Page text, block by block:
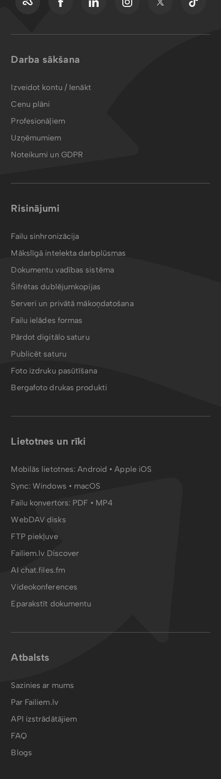
Darba sākšana
Izveidot kontu / Ienākt
Cenu plāni
Profesionāļiem
Uzņēmumiem
Noteikumi un GDPR
Risinājumi
Failu sinhronizācija
Mākslīgā intelekta darbplūsmas
Dokumentu vadības sistēma
Šifrētas dublējumkopijas
Serveri un privātā mākoņdatošana
Failu ielādes formas
Pārdot digitālo saturu
Publicēt saturu
Foto izdruku pasūtīšana
Bergafoto drukas produkti
Lietotnes un rīki
Mobilās lietotnes:Android •Apple iOS
Sync:Windows • macOS
Failu konvertors: PDF • MP4
WebDAV disks
FTP piekļuve
Failiem.lv Discover
AI chat.files.fm
Videokonferences
Eparakstīt dokumentu
Atbalsts
Sazinies ar mums
Par Failiem.lv
API izstrādātājiem
FAQ
Blogs